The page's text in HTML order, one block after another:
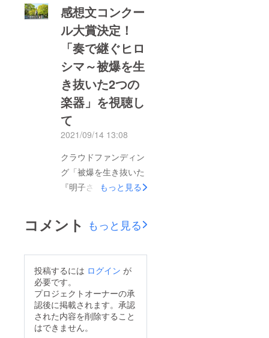
ン」の共演を、多くの
方に聞いていただくこ
とができました。奏で
継ぐヒロシマ～被爆を
生き抜いた2つの楽器
～同時に実施した感想
文コンクールの大賞に
は、多くの作文の中か
ら、兵庫県にお住いの
桂菜奈さんの「奇跡の
ピアノとバイオリン」
が選ばれました。感想
文コンクール 「奏で
生き抜いた２つの楽
器」を視聴してこのコ
島への旅」が贈られま
した。3月30～31日、
広島現地のみなさんに
ご協力いただき、「広
さん、ありがとうござ
いました！今回は、
Zoomの特別機能「イ
マーシブビュー（没入
型）」を使い、実際に
ステージでお話してい
るような雰囲気を作り
ました。大賞受賞者の
桂菜奈さん、お母さま
の純子さん、選考委員
の川崎哲さん（ピース
ボート/ICAN）、二口
いただきました。バイ
日練習し、週に一度
レッスンに通う菜奈さ
ん。感想文のタイトル
「奇跡のピアノとバイ
オリン」について、
「戦争でたくさんの方
感想文コンクー
ル大賞決定！
「奏で継ぐヒロ
シマ～被爆を生
き抜いた2つの
楽器」を視聴し
て
2021/09/14 13:08
クラウドファンディン
グ「被爆を生き抜いた
『明子さんのピアノ
い！」へのご協力、ご
支援、ありがとうござ
ての感想文コンクール
を行っておりました
が、届けられた感想文
の中から、入賞作品が
もっと見る
コメント もっと見る
投稿するには ログイン が
必要です。
プロジェクトオーナーの承
認後に掲載されます。承認
された内容を削除すること
はできません。